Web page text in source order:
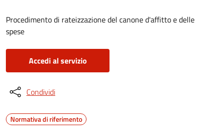
Procedimento di rateizzazione del canone d'affitto e delle
spese
Accedi al servizio
Condividi
Normativa di riferimento